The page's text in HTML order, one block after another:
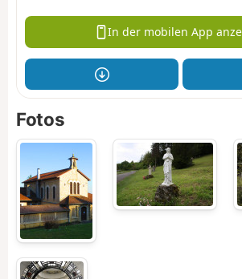
In der mobilen App
Fotos